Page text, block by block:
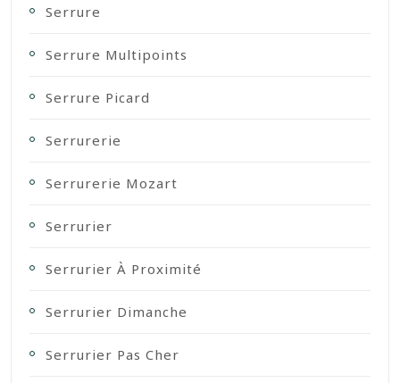
Serrure
Serrure Multipoints
Serrure Picard
Serrurerie
Serrurerie Mozart
Serrurier
Serrurier À Proximité
Serrurier Dimanche
Serrurier Pas Cher